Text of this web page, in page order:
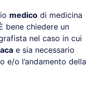
medico di medicina
bene chiedere un
nel caso in cui
e sia necessario
e/o l’andamento della